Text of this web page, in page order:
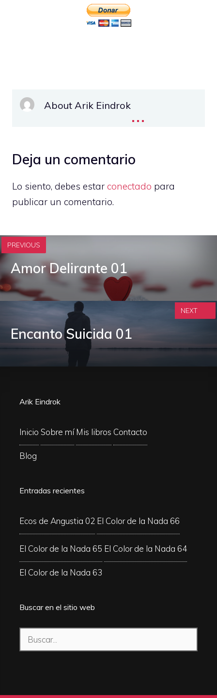
About Arik Eindrok...
Deja un comentario
Lo siento, debes estar conectado para
publicar un comentario.
PREVIOUS
Amor Delirante 01
Encanto Suicida 01
NEXT
Arik Eindrok
Inicio Sobre mí Mis libros Contacto
Blog
Entradas recientes
Ecos de Angustia 02 El Color de la Nada 66
El Color de la Nada 65 El Color de la Nada 64
El Color de la Nada 63
Buscar en el sitio web
Buscar: